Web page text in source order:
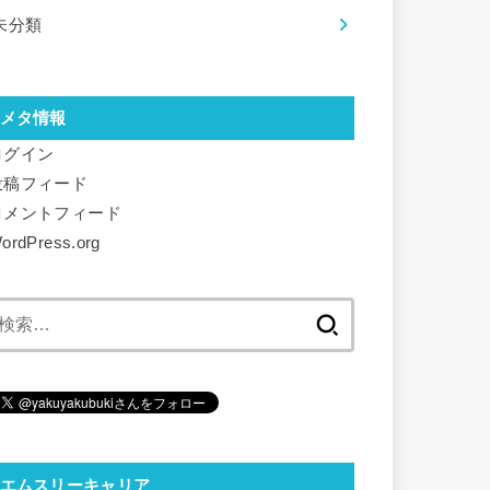
分類
メタ情報
グイン
稿フィード
メントフィード
エムスリーキャリア